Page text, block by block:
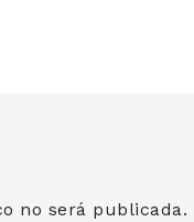
no será publicada.